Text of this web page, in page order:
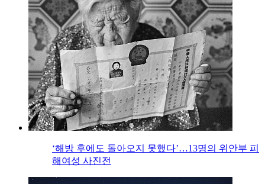
‘해방 후에도 돌아오지 못했다’…13명의 위안부 피
해여성 사진전